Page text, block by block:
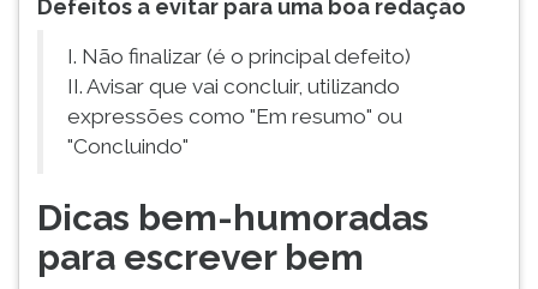
Defeitos a evitar para uma boa redação
I. Não finalizar (é o principal defeito)
II. Avisar que vai concluir, utilizando
expressões como "Em resumo" ou
"Concluindo"
Dicas bem-humoradas
para escrever bem